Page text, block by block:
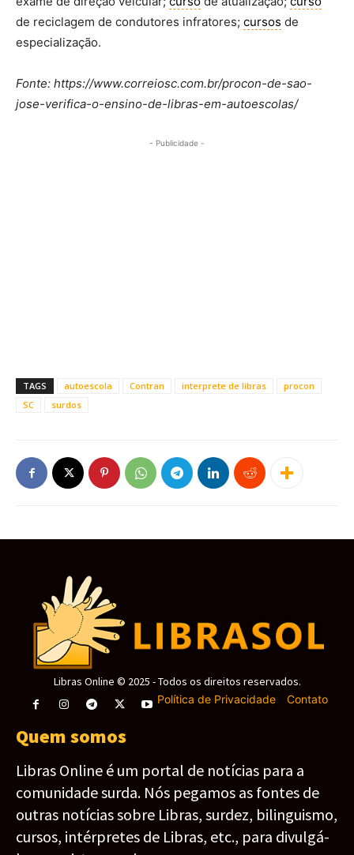
de reciclagem de condutores infratores; cursos de
especialização.
Fonte: https://www.correiosc.com.br/procon-de-sao-
jose-verifica-o-ensino-de-libras-em-autoescolas/
- Publicidade -
TAGS autoescola Contran interprete de libras
procon
SC
surdos
Libras Online © 2025 - Todos os direitos reservados.
Política de Privacidade- Contato
Quem somos
Libras Online é um portal de notícias para a
comunidade surda. Nós pegamos as fontes de
outras notícias sobre Libras, surdez, bilinguismo,
cursos, intérpretes de Libras, etc., para divulgá-